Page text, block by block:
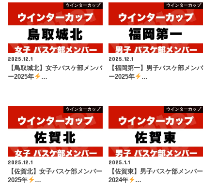
ウインターカップ
2025.12.1
【鳥取城北】女子バスケ部メンバ
ー2025年
…
ウインターカップ
2025.12.1
【福岡第一】男子バスケ部メンバ
ー2025年
…
ウインターカップ
2025.12.1
【佐賀北】女子バスケ部メンバー
2025年
…
ウインターカップ
2025.1.1
【佐賀東】男子バスケ部メンバー
2024年
…